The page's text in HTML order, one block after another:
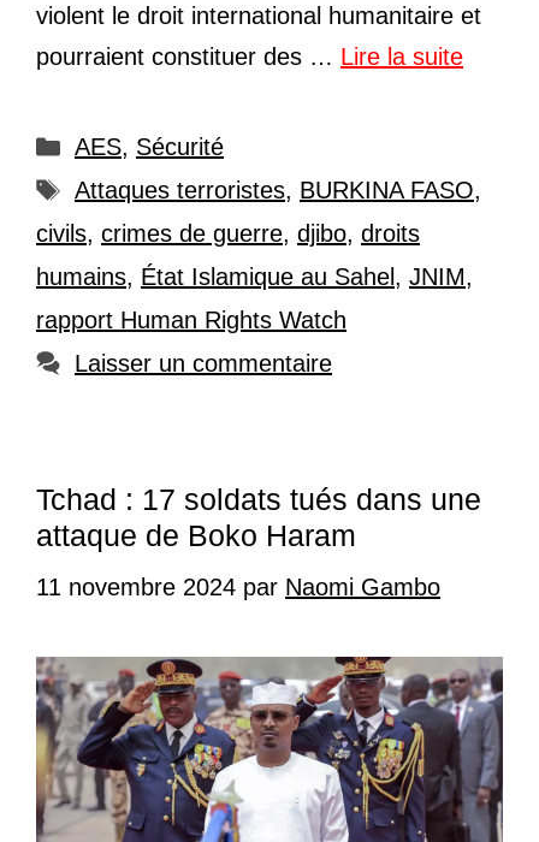
violent le droit international humanitaire et
pourraient constituer des … Lire la suite
Catégories
AES, Sécurité
Étiquettes
Attaques terroristes, BURKINA FASO,
civils, crimes de guerre, djibo, droits
humains, État Islamique au Sahel , JNIM,
rapport Human Rights Watch
Laisser un commentaire
Tchad : 17 soldats tués dans une
attaque de Boko Haram
11 novembre 2024 par Naomi Gambo